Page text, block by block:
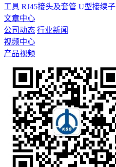
工具 RJ45接头及套管 U型接续子
文章中心
公司动态 行业新闻
视频中心
产品视频